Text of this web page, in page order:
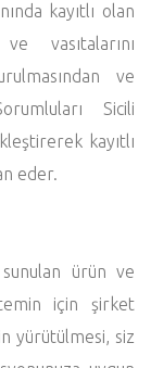
kayıtlı olan
vasıtalarını
ve
Sicili
kayıtlı
eder.
ürün ve
için şirket
yürütülmesi, siz